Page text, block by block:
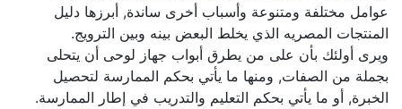
عوامل مختلفة ومتنوعة وأسباب أخرى ساندة, أبرزها دليل
المنتجات المصريه الذي يخلط البعض بينه وبين الترويج.
ويرى أولئك بأن على من يطرق أبواب جهاز لوحى أن يتحلى
بجملة من الصفات, ومنها ما يأتي بحكم الممارسة لتحصيل
الخبرة, أو ما يأتي بحكم التعليم والتدريب في إطار الممارسة.